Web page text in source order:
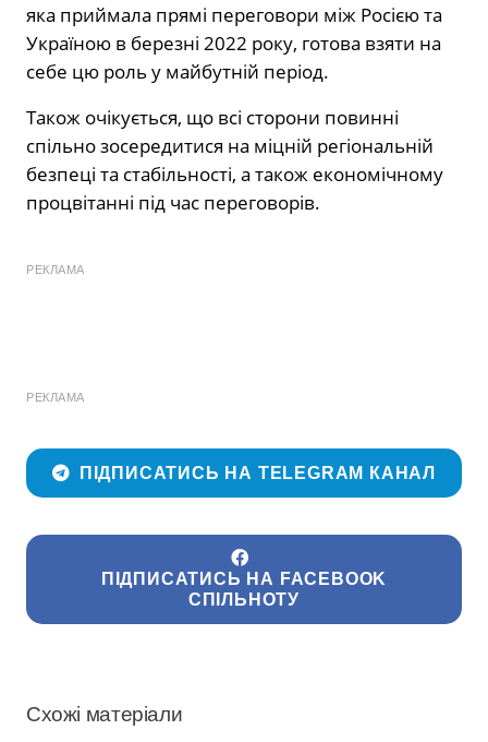
яка приймала прямі переговори між Росією та
Україною в березні 2022 року, готова взяти на
себе цю роль у майбутній період.
Також очікується, що всі сторони повинні
спільно зосередитися на міцній регіональній
безпеці та стабільності, а також економічному
процвітанні під час переговорів.
РЕКЛАМА
РЕКЛАМА
ПІДПИСАТИСЬ НА TELEGRAM КАНАЛ
ПІДПИСАТИСЬ НА FACEBOOK
СПІЛЬНОТУ
Схожі матеріали